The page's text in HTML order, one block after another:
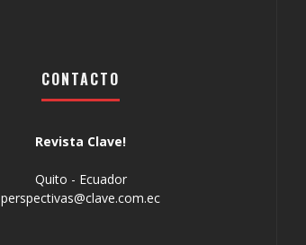
CONTACTO
Revista Clave!
Quito - Ecuador
perspectivas@clave.com.ec